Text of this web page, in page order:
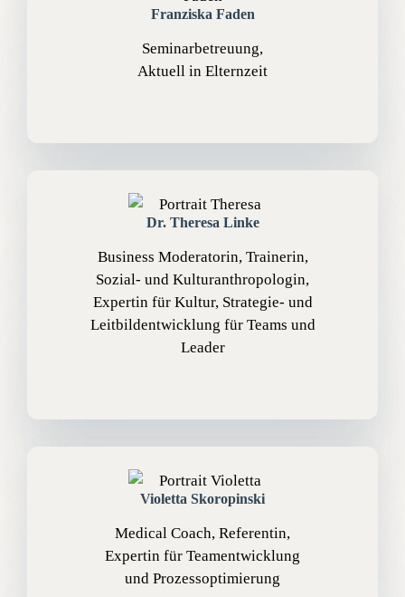
Franziska Faden
Seminarbetreuung,
Aktuell in Elternzeit
Dr. Theresa Linke
Business Moderatorin, Trainerin,
Sozial- und Kulturanthropologin,
Expertin für Kultur, Strategie- und
Leitbildentwicklung für Teams und
Leader
Violetta Skoropinski
Medical Coach, Referentin,
Expertin für Teamentwicklung
und Prozessoptimierung